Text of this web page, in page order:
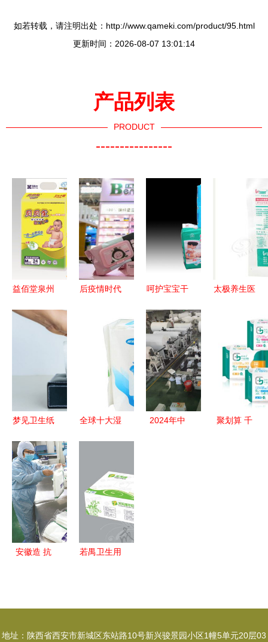
如若转载，请注明出处：http://www.qameki.com/product/95.html
更新时间：2026-08-07 13:01:14
产品列表
PRODUCT
----------------
益佰堂泉州
品与医疗用
后疫情时代
业的涅槃与
重塑 2024
展望
呵护宝宝干
A+实力厂
家解锁透气
质优婴儿尿
裤
太极养生医
健外科纱布
敷料 纱布
片
,10cmx10cm
8px1片 灭
菌级 适合
梦见卫生纸
清理与新生
全球十大湿
子的湿巾好
2024年中
聚划算 千
安徽造 抗
若禺卫生用
地址：陕西省西安市新城区东站路10号新兴骏景园小区1幢5单元20层03